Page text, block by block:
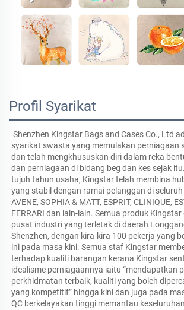
Profil Syarikat
Shenzhen Kingstar Bags and Cases Co., Ltd
syarikat swasta yang memulakan perniagaan
dan telah mengkhususkan diri dalam reka
dan perniagaan di bidang beg dan kes sejak
tujuh tahun usaha, Kingstar telah membina
yang stabil dengan ramai pelanggan di
AVENE, SOPHIA & MATT, ESPRIT, CLINIQUE,
FERRARI dan lain-lain. Semua produk
pusat industri yang terletak di daerah
Shenzhen, dengan kira-kira 100 pekerja yang
ini pada masa kini. Semua staf Kingstar
terhadap kualiti barangan kerana Kingstar
idealisme perniagaannya iaitu “mendapatkan
perkhidmatan terbaik, kualiti yang boleh
yang kompetitif” hingga kini dan juga pada
QC berkelayakan tinggi memantau